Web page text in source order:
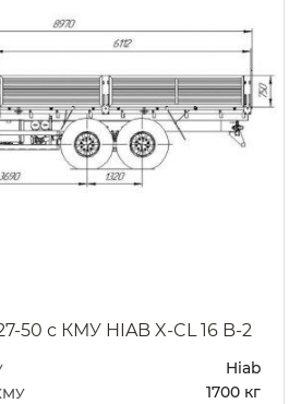
50 с КМУ HIAB X-CL 16 B-2
Hiab
1700 кг